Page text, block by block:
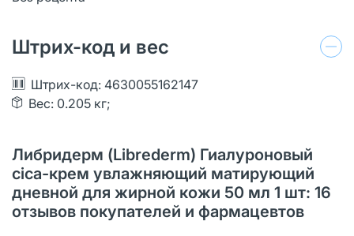
Штрих-код и вес
Штрих-код: 4630055162147
Вес: 0.205 кг;
Либридерм (Librederm) Гиалуроновый
cica-крем увлажняющий матирующий
дневной для жирной кожи 50 мл 1 шт: 16
отзывов покупателей и фармацевтов